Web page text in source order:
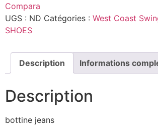
Compara
UGS : ND Catégories : West Coast
SHOES
Description Informations
Description
bottine jeans